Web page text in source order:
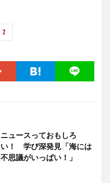
2
ニュースっておもしろ
い！ 学び深発見「海には
不思議がいっぱい！」